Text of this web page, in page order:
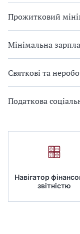
Прожитковий
Мінімальна
Святкові та
Податкова
Навігатор
звітністю